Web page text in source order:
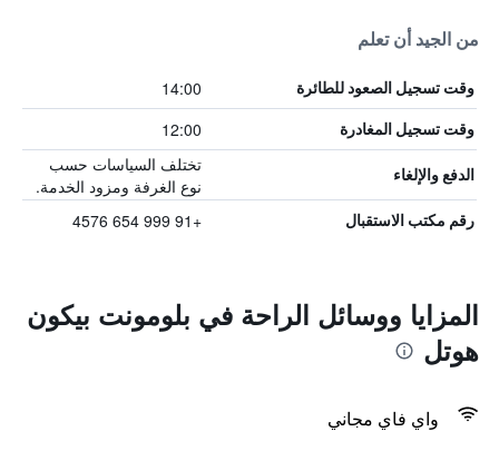
من الجيد أن تعلم
وقت تسجيل الصعود للطائرة 14:00
وقت تسجيل المغادرة 12:00
الدفع والإلغاء
تختلف السياسات حسب
نوع الغرفة ومزود الخدمة.
رقم مكتب الاستقبال +91 999 654 4576
المزايا ووسائل الراحة في بلومونت بيكون
هوتل
واي فاي مجاني